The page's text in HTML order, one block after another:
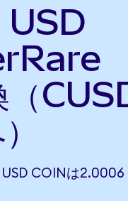
COINは2.0006